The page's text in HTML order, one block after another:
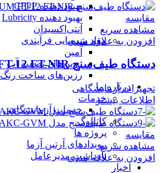
بهبود دهنده CFPP
بهبود دهنده Lubricity
آنتی‌اکسیدان
مواد شیمیایی فرآیندی
آمین
رزین‌های تصفیه آب
رزین‌های ساخت رنگ
درباره ما
خدمات
خدمات آزمایشگاهی
کاتالوگ
پروژه ها
رویدادهای آرتین آزما
یادداشت مدیرعامل
اخبار
مقایسه
مشاهده سریع
افزودن به علاقه مندی
دستگاه طیف‌سنج InfraLUM FT-12 FT-NIR
تجهیزات آزمایشگاهی
اطلاعات بیشتر
مقایسه
مشاهده سریع
افزودن به علاقه مندی